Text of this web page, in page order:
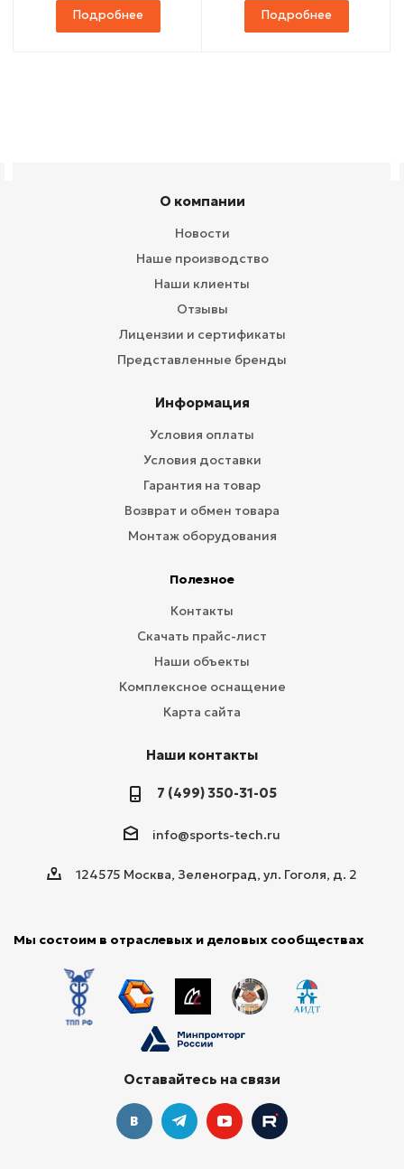
Подробнее Подробнее
О компании
Новости
Наше производство
Наши клиенты
Отзывы
Лицензии и сертификаты
Представленные бренды
Информация
Условия оплаты
Условия доставки
Гарантия на товар
Возврат и обмен товара
Монтаж оборудования
Полезное
Контакты
Скачать прайс-лист
Наши объекты
Комплексное оснащение
Карта сайта
Наши контакты
7 (499) 350-31-05
info@sports-tech.ru
124575 Москва, Зеленоград, ул. Гоголя, д. 2
Мы состоим в отраслевых и деловых сообществах
Оставайтесь на связи